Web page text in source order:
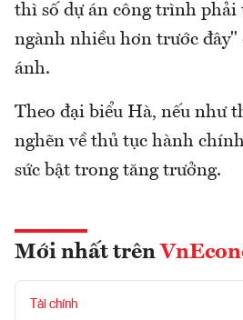
thì số dự án công trình phải
ngành nhiều hơn trước đây"
ánh.
Theo đại biểu Hà, nếu như
nghẽn về thủ tục hành
sức bật trong tăng trưởng.
Mới nhất trên
Tài chính